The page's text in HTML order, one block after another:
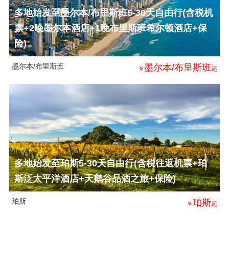
多地始发至墨尔本/布里斯班5-30天自由行(含税机
票+2晚墨尔本酒店+1晚布里斯班希尔顿酒店+保
险)
墨尔本/布里斯班 ￥墨尔本/布里斯班起
多地始发至珀斯5-30天自由行(含税往返机票+珀
斯泛太平洋酒店+天鹅谷品酒之旅+保险)
珀斯 ￥珀斯起